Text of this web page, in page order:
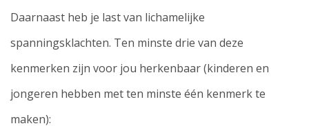
Daarnaast heb je last van lichamelijke
spanningsklachten. Ten minste drie van deze
kenmerken zijn voor jou herkenbaar (kinderen en
jongeren hebben met ten minste één kenmerk te
maken):